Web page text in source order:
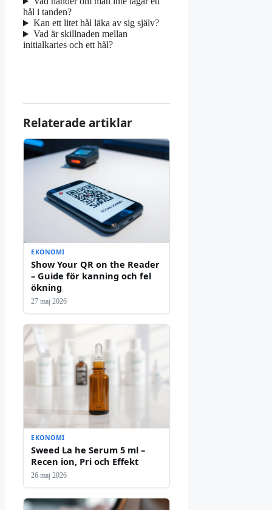
hål i tanden?
Kan ett litet hål läka av sig själv?
Vad är skillnaden mellan
initialkaries och ett hål?
Relaterade artiklar
EKONOMI
Show Your QR on the Reader
– Guide för kanning och fel
ökning
27 maj 2026
EKONOMI
Sweed La he Serum 5 ml –
Recen ion, Pri och Effekt
26 maj 2026